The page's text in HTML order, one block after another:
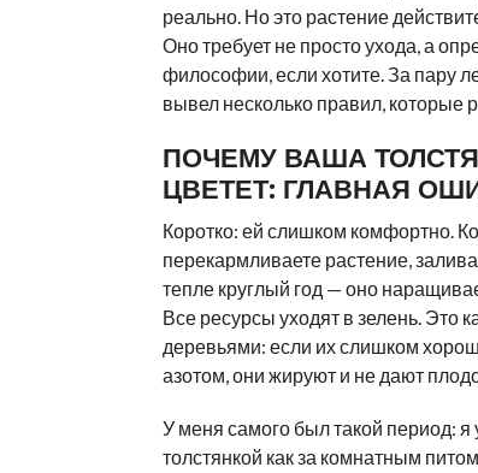
реально. Но это растение
Оно требует не просто ухода, а
философии, если хотите. За пару
вывел несколько правил, которые
ПОЧЕМУ ВАША
ЦВЕТЕТ: ГЛАВНАЯ
Коротко: ей слишком комфортно.
перекармливаете растение,
тепле круглый год — оно
Все ресурсы уходят в зелень. Это
деревьями: если их слишком
азотом, они жируют и не дают
У меня самого был такой период: я
толстянкой как за комнатным